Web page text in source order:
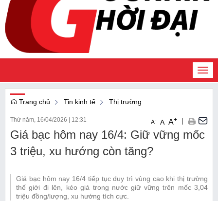
Trang chủ Tin kinh tế Thị trường
Thứ năm, 16/04/2026 12:31 A- A A+ |
Giá bạc hôm nay 16/4: Giữ vững mốc
3 triệu, xu hướng còn tăng?
Giá bạc hôm nay 16/4 tiếp tục duy trì vùng cao khi thị trường
thế giới đi lên, kéo giá trong nước giữ vững trên mốc 3,04
triệu đồng/lượng, xu hướng tích cực.